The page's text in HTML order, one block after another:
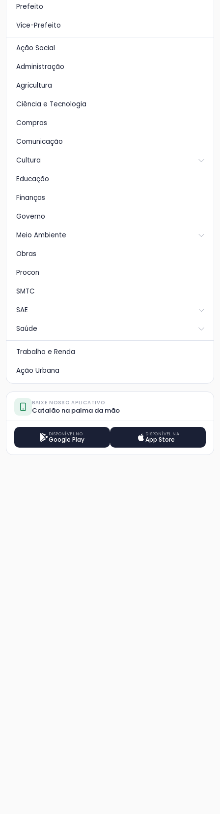
Prefeito
Vice-Prefeito
Ação Social
Administração
Agricultura
Ciência e Tecnologia
Compras
Comunicação
Cultura
Educação
Finanças
Governo
Meio Ambiente
Obras
Procon
SMTC
SAE
Saúde
Trabalho e Renda
Ação Urbana
BAIXE NOSSO APLICATIVO
Catalão na palma da mão
DISPONÍVEL NO
Google Play
DISPONÍVEL NA
App Store